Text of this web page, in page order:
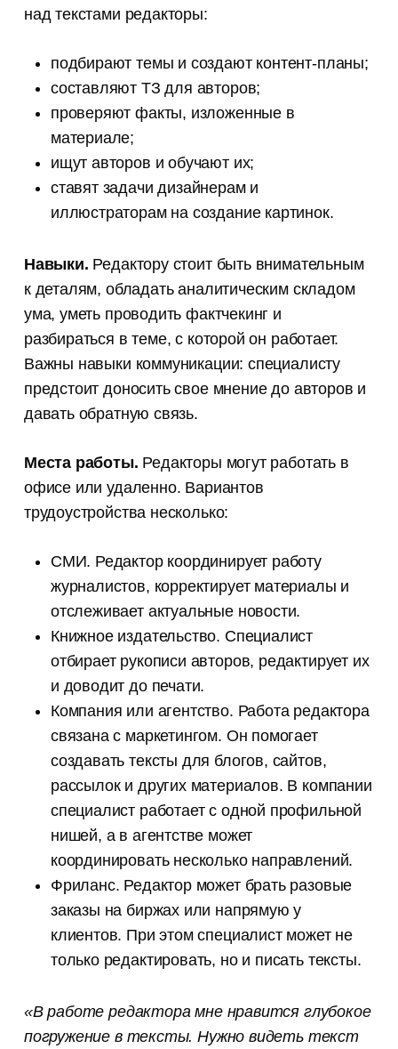
над текстами редакторы:
подбирают темы и создают контент-планы;
составляют ТЗ для авторов;
проверяют факты, изложенные в
материале;
ищут авторов и обучают их;
ставят задачи дизайнерам и
иллюстраторам на создание картинок.
Навыки. Редактору стоит быть внимательным
к деталям, обладать аналитическим складом
ума, уметь проводить фактчекинг и
разбираться в теме, с которой он работает.
Важны навыки коммуникации: специалисту
предстоит доносить свое мнение до авторов и
давать обратную связь.
Места работы. Редакторы могут работать в
офисе или удаленно. Вариантов
трудоустройства несколько:
СМИ. Редактор координирует работу
журналистов, корректирует материалы и
отслеживает актуальные новости.
Книжное издательство. Специалист
отбирает рукописи авторов, редактирует их
и доводит до печати.
Компания или агентство. Работа редактора
связана с маркетингом. Он помогает
создавать тексты для блогов, сайтов,
рассылок и других материалов. В компании
специалист работает с одной профильной
нишей, а в агентстве может
координировать несколько направлений.
Фриланс. Редактор может брать разовые
заказы на биржах или напрямую у
клиентов. При этом специалист может не
только редактировать, но и писать тексты.
«В работе редактора мне нравится глубокое
погружение в тексты. Нужно видеть текст